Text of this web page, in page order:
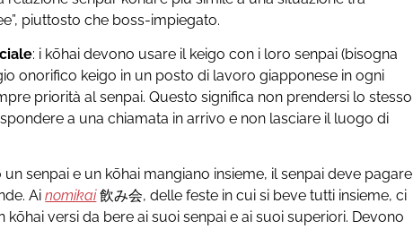
piuttosto che boss-impiegato.
: i kōhai devono usare il keigo con i loro senpai (bisogna
onorifico keigo in un posto di lavoro giapponese in ogni
priorità al senpai. Questo significa non prendersi lo stesso
a una chiamata in arrivo e non lasciare il luogo di
un senpai e un kōhai mangiano insieme, il senpai deve pagare
Ainomikai 飲み会, delle feste in cui si beve tutti insieme, ci
kōhai versi da bere ai suoi senpai e ai suoi superiori. Devono